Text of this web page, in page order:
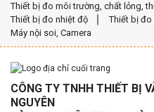
Thiết bị đo môi trường, chất lỏng,
Thiết bị đo nhiệt độ
Thiết bị đo
Máy nội soi, Camera
CÔNG TY TNHH THIẾT BỊ
NGUYÊN